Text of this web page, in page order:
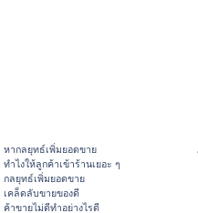
หากลยุทธ์เพิ่มยอดขาย
ทําไงให้ลูกค้าเข้าร้านเยอะ ๆ
กลยุทธ์เพิ่มยอดขาย
เคล็ดลับขายของดี
ค้าขายไม่ดีทำอย่างไรดี